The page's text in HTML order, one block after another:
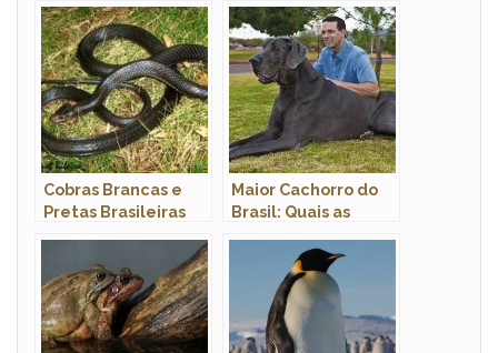
Cobras Brancas e
Pretas Brasileiras
Maior Cachorro do
Brasil: Quais as